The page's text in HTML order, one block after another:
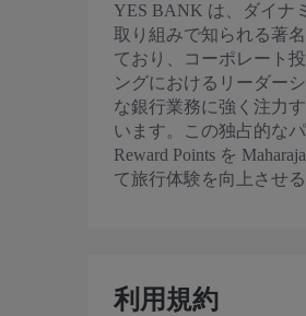
YES BANK は、ダイナ
取り組みで知られる著
ており、コーポレート
ングにおけるリーダー
な銀行業務に強く注力
います。この独占的な
Reward Points を
て旅行体験を向上させ
利用規約